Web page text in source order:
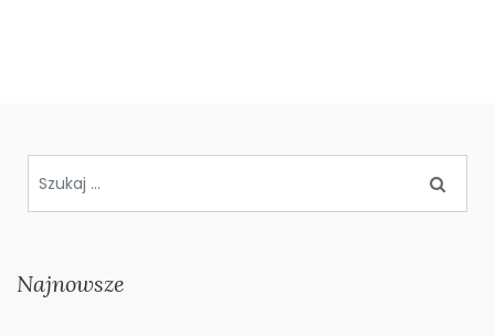
Najnowsze